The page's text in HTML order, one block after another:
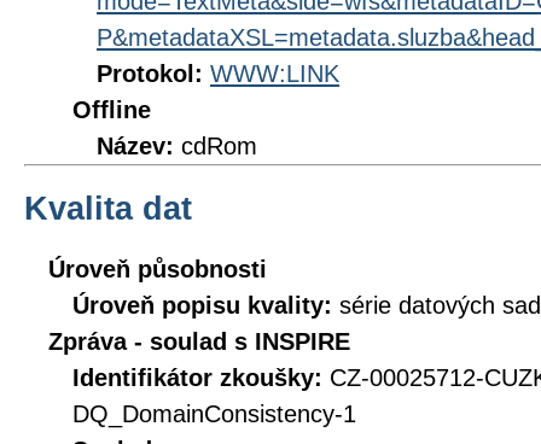
Protokol: WWW:LINK
Offline
Název: cdRom
Kvalita dat
Úroveň působnosti
Úroveň popisu kvality: série datových sad
Zpráva - soulad s INSPIRE
Identifikátor zkoušky: CZ-00025712-
DQ_DomainConsistency-1